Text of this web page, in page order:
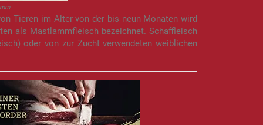
Tieren im Alter von der bis neun Monaten wird
als Mastlammfleisch bezeichnet. Schaffleisch
oder von zur Zucht verwendeten weiblichen